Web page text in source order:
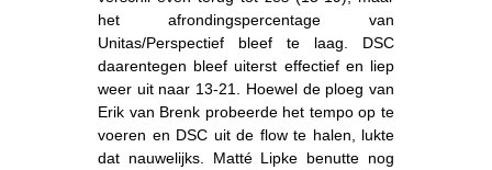
het afrondingspercentage van
Unitas/Perspectief bleef te laag. DSC
daarentegen bleef uiterst effectief en liep
weer uit naar 13-21. Hoewel de ploeg van
Erik van Brenk probeerde het tempo op te
voeren en DSC uit de flow te halen, lukte
dat nauwelijks. Matté Lipke benutte nog